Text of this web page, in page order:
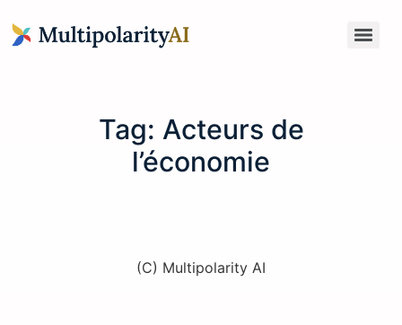
Tag: Acteurs de
l’économie
(C) Multipolarity AI